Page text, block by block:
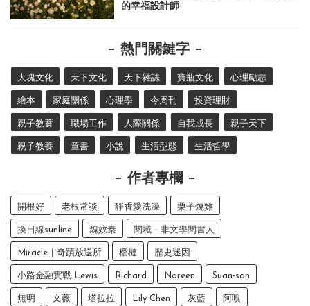
的幸福設計師
熱門關鍵字
大塊文化 天下文化 天下雜誌 寶瓶文化 心理勵志
繪本 家庭關係 心理學 今周刊 投資理財
親子教養 職場工作 人際關係 自我成長 親子天下
親子教養 童書 小說 生活型態 生活哲學
作者專欄
開根好 老根常談 靜香愛洗澡 栗子燒雞
換日線sunline 魏妏秦 閱域－非文學閱書人
Miracle｜奇蹟放送所 榴槤 歷史迷因
小路金融實戰 Lewis Richard Noreen Suan-san
無明 文薇 塔拉拉 Lily Chen 灰藍 阿嗅